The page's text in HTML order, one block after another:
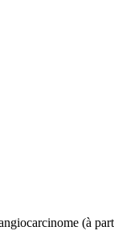
(à